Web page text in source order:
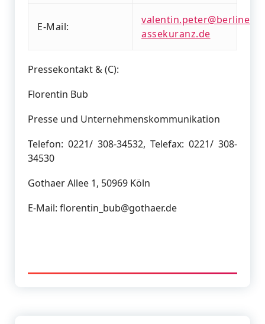
E-Mail:
valentin.peter@berliner-
assekuranz.de
Pressekontakt & (C):
Florentin Bub
Presse und Unternehmenskommunikation
Telefon: 0221/ 308-34532, Telefax: 0221/ 308-
34530
Gothaer Allee 1, 50969 Köln
E-Mail: florentin_bub@gothaer.de